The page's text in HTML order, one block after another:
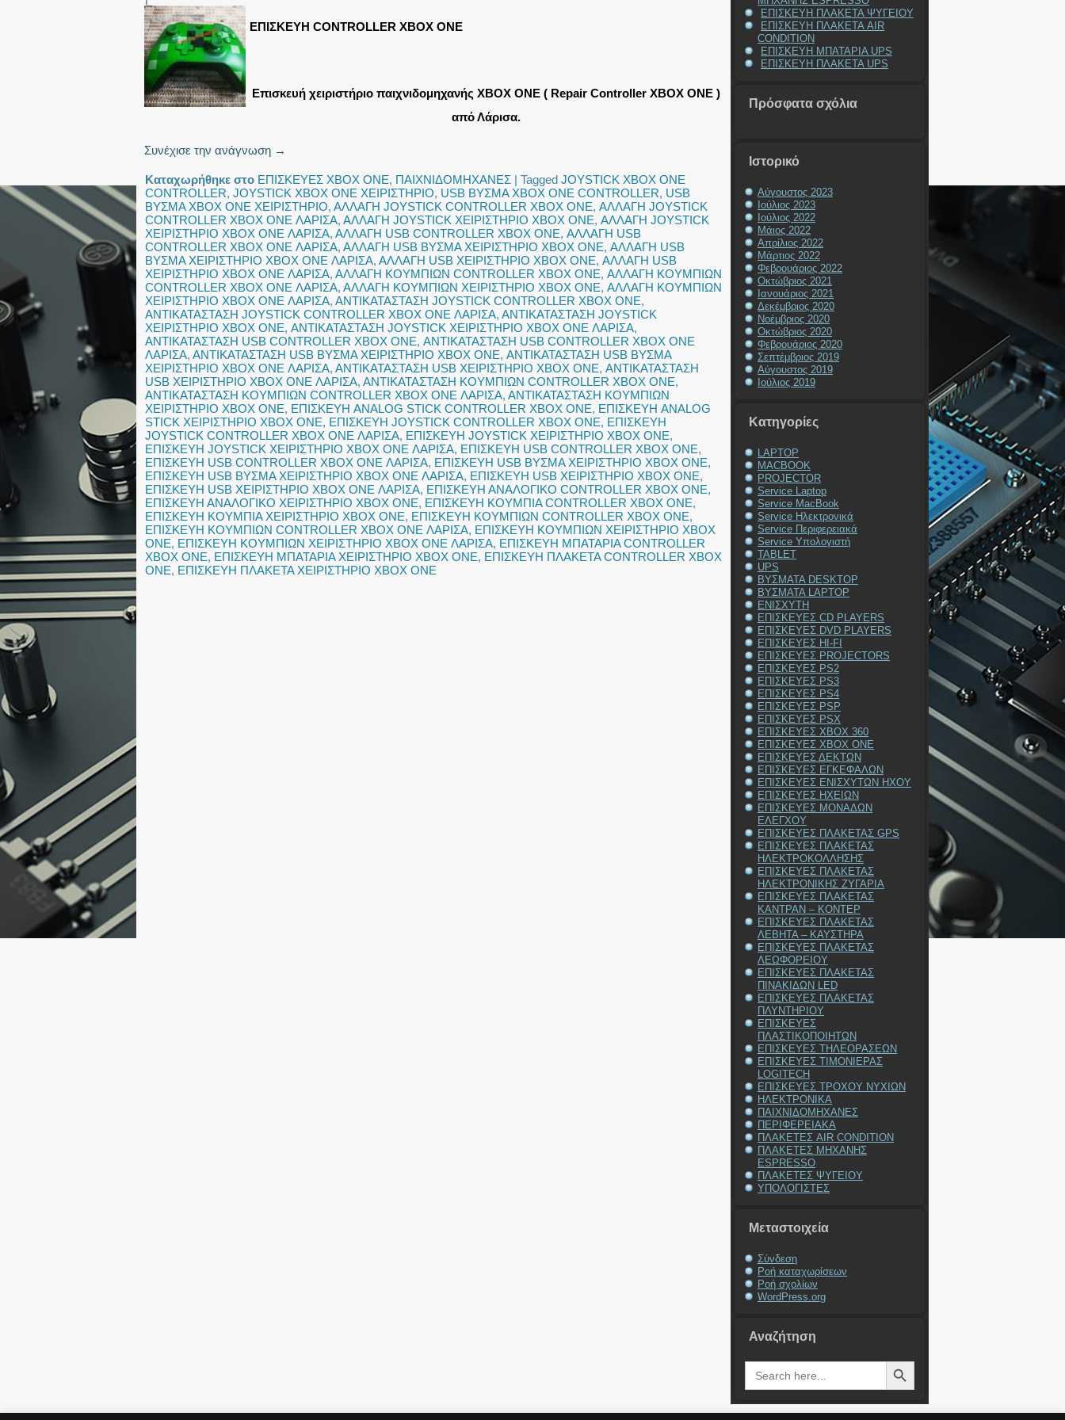
ΕΠΙΣΚΕΥΗ CONTROLLER XBOX ONE
Επισκευή χειριστήριο παιχνιδομηχανής XBOX ONE ( Repair Controller XBOX ONE )
από Λάρισα.
Συνέχισε την ανάγνωση →
Καταχωρήθηκε στο ΕΠΙΣΚΕΥΕΣ XBOX ONE, ΠΑΙΧΝΙΔΟΜΗΧΑΝΕΣ | Tagged JOYSTICK XBOX ONE
CONTROLLER, JOYSTICK XBOX ONE ΧΕΙΡΙΣΤΗΡΙΟ, USB ΒΥΣΜΑ XBOX ONE CONTROLLER, USB
ΒΥΣΜΑ XBOX ONE ΧΕΙΡΙΣΤΗΡΙΟ, ΑΛΛΑΓΗ JOYSTICK CONTROLLER XBOX ONE, ΑΛΛΑΓΗ JOYSTICK
CONTROLLER XBOX ONE ΛΑΡΙΣΑ, ΑΛΛΑΓΗ JOYSTICK ΧΕΙΡΙΣΤΗΡΙΟ XBOX ONE, ΑΛΛΑΓΗ JOYSTICK
ΧΕΙΡΙΣΤΗΡΙΟ XBOX ONE ΛΑΡΙΣΑ, ΑΛΛΑΓΗ USB CONTROLLER XBOX ONE, ΑΛΛΑΓΗ USB
CONTROLLER XBOX ONE ΛΑΡΙΣΑ, ΑΛΛΑΓΗ USB ΒΥΣΜΑ ΧΕΙΡΙΣΤΗΡΙΟ XBOX ONE, ΑΛΛΑΓΗ USB
ΒΥΣΜΑ ΧΕΙΡΙΣΤΗΡΙΟ XBOX ONE ΛΑΡΙΣΑ, ΑΛΛΑΓΗ USB ΧΕΙΡΙΣΤΗΡΙΟ XBOX ONE, ΑΛΛΑΓΗ USB
ΧΕΙΡΙΣΤΗΡΙΟ XBOX ONE ΛΑΡΙΣΑ, ΑΛΛΑΓΗ ΚΟΥΜΠΙΩΝ CONTROLLER XBOX ONE, ΑΛΛΑΓΗ ΚΟΥΜΠΙΩΝ
CONTROLLER XBOX ONE ΛΑΡΙΣΑ, ΑΛΛΑΓΗ ΚΟΥΜΠΙΩΝ ΧΕΙΡΙΣΤΗΡΙΟ XBOX ONE, ΑΛΛΑΓΗ ΚΟΥΜΠΙΩΝ
ΧΕΙΡΙΣΤΗΡΙΟ XBOX ONE ΛΑΡΙΣΑ, ΑΝΤΙΚΑΤΑΣΤΑΣΗ JOYSTICK CONTROLLER XBOX ONE,
ΑΝΤΙΚΑΤΑΣΤΑΣΗ JOYSTICK CONTROLLER XBOX ONE ΛΑΡΙΣΑ, ΑΝΤΙΚΑΤΑΣΤΑΣΗ JOYSTICK
ΧΕΙΡΙΣΤΗΡΙΟ XBOX ONE, ΑΝΤΙΚΑΤΑΣΤΑΣΗ JOYSTICK ΧΕΙΡΙΣΤΗΡΙΟ XBOX ONE ΛΑΡΙΣΑ,
ΑΝΤΙΚΑΤΑΣΤΑΣΗ USB CONTROLLER XBOX ONE, ΑΝΤΙΚΑΤΑΣΤΑΣΗ USB CONTROLLER XBOX ONE
ΛΑΡΙΣΑ, ΑΝΤΙΚΑΤΑΣΤΑΣΗ USB ΒΥΣΜΑ ΧΕΙΡΙΣΤΗΡΙΟ XBOX ONE, ΑΝΤΙΚΑΤΑΣΤΑΣΗ USB ΒΥΣΜΑ
ΧΕΙΡΙΣΤΗΡΙΟ XBOX ONE ΛΑΡΙΣΑ, ΑΝΤΙΚΑΤΑΣΤΑΣΗ USB ΧΕΙΡΙΣΤΗΡΙΟ XBOX ONE, ΑΝΤΙΚΑΤΑΣΤΑΣΗ
USB ΧΕΙΡΙΣΤΗΡΙΟ XBOX ONE ΛΑΡΙΣΑ, ΑΝΤΙΚΑΤΑΣΤΑΣΗ ΚΟΥΜΠΙΩΝ CONTROLLER XBOX ONE,
ΑΝΤΙΚΑΤΑΣΤΑΣΗ ΚΟΥΜΠΙΩΝ CONTROLLER XBOX ONE ΛΑΡΙΣΑ, ΑΝΤΙΚΑΤΑΣΤΑΣΗ ΚΟΥΜΠΙΩΝ
ΧΕΙΡΙΣΤΗΡΙΟ XBOX ONE, ΕΠΙΣΚΕΥΗ ANALOG STICK CONTROLLER XBOX ONE, ΕΠΙΣΚΕΥΗ ANALOG
STICK ΧΕΙΡΙΣΤΗΡΙΟ XBOX ONE, ΕΠΙΣΚΕΥΗ JOYSTICK CONTROLLER XBOX ONE, ΕΠΙΣΚΕΥΗ
JOYSTICK CONTROLLER XBOX ONE ΛΑΡΙΣΑ, ΕΠΙΣΚΕΥΗ JOYSTICK ΧΕΙΡΙΣΤΗΡΙΟ XBOX ONE,
ΕΠΙΣΚΕΥΗ JOYSTICK ΧΕΙΡΙΣΤΗΡΙΟ XBOX ONE ΛΑΡΙΣΑ, ΕΠΙΣΚΕΥΗ USB CONTROLLER XBOX ONE,
ΕΠΙΣΚΕΥΗ USB CONTROLLER XBOX ONE ΛΑΡΙΣΑ, ΕΠΙΣΚΕΥΗ USB ΒΥΣΜΑ ΧΕΙΡΙΣΤΗΡΙΟ XBOX ONE,
ΕΠΙΣΚΕΥΗ USB ΒΥΣΜΑ ΧΕΙΡΙΣΤΗΡΙΟ XBOX ONE ΛΑΡΙΣΑ, ΕΠΙΣΚΕΥΗ USB ΧΕΙΡΙΣΤΗΡΙΟ XBOX ONE,
ΕΠΙΣΚΕΥΗ USB ΧΕΙΡΙΣΤΗΡΙΟ XBOX ONE ΛΑΡΙΣΑ, ΕΠΙΣΚΕΥΗ ΑΝΑΛΟΓΙΚΟ CONTROLLER XBOX ONE,
ΕΠΙΣΚΕΥΗ ΑΝΑΛΟΓΙΚΟ ΧΕΙΡΙΣΤΗΡΙΟ XBOX ONE, ΕΠΙΣΚΕΥΗ ΚΟΥΜΠΙΑ CONTROLLER XBOX ONE,
ΕΠΙΣΚΕΥΗ ΚΟΥΜΠΙΑ ΧΕΙΡΙΣΤΗΡΙΟ XBOX ONE, ΕΠΙΣΚΕΥΗ ΚΟΥΜΠΙΩΝ CONTROLLER XBOX ONE,
ΕΠΙΣΚΕΥΗ ΚΟΥΜΠΙΩΝ CONTROLLER XBOX ONE ΛΑΡΙΣΑ, ΕΠΙΣΚΕΥΗ ΚΟΥΜΠΙΩΝ ΧΕΙΡΙΣΤΗΡΙΟ XBOX
ONE, ΕΠΙΣΚΕΥΗ ΚΟΥΜΠΙΩΝ ΧΕΙΡΙΣΤΗΡΙΟ XBOX ONE ΛΑΡΙΣΑ, ΕΠΙΣΚΕΥΗ ΜΠΑΤΑΡΙΑ CONTROLLER
XBOX ONE, ΕΠΙΣΚΕΥΗ ΜΠΑΤΑΡΙΑ ΧΕΙΡΙΣΤΗΡΙΟ XBOX ONE, ΕΠΙΣΚΕΥΗ ΠΛΑΚΕΤΑ CONTROLLER XBOX
ONE, ΕΠΙΣΚΕΥΗ ΠΛΑΚΕΤΑ ΧΕΙΡΙΣΤΗΡΙΟ XBOX ONE
ΕΠΙΣΚΕΥΗ ΠΛΑΚΕΤΑ ΨΥΓΕΙΟΥ
ΕΠΙΣΚΕΥΗ ΠΛΑΚΕΤΑ AIR
CONDITION
ΕΠΙΣΚΕΥΗ ΜΠΑΤΑΡΙΑ UPS
ΕΠΙΣΚΕΥΗ ΠΛΑΚΕΤΑ UPS
Πρόσφατα σχόλια
Ιστορικό
Αύγουστος 2023
Ιούλιος 2023
Ιούλιος 2022
Μάιος 2022
Απρίλιος 2022
Μάρτιος 2022
Φεβρουάριος 2022
Οκτώβριος 2021
Ιανουάριος 2021
Δεκέμβριος 2020
Νοέμβριος 2020
Οκτώβριος 2020
Φεβρουάριος 2020
Σεπτέμβριος 2019
Αύγουστος 2019
Ιούλιος 2019
Kατηγορίες
LAPTOP
MACBOOK
PROJECTOR
Service Laptop
Service MacBook
Service Ηλεκτρονικά
Service Περιφερειακά
Service Υπολογιστή
TABLET
UPS
ΒΥΣΜΑΤΑ DESKTOP
ΒΥΣΜΑΤΑ LAPTOP
ΕΝΙΣΧΥΤΗ
ΕΠΙΣΚΕΥΕΣ CD PLAYERS
ΕΠΙΣΚΕΥΕΣ DVD PLAYERS
ΕΠΙΣΚΕΥΕΣ HI-FI
ΕΠΙΣΚΕΥΕΣ PROJECTORS
ΕΠΙΣΚΕΥΕΣ PS2
ΕΠΙΣΚΕΥΕΣ PS3
ΕΠΙΣΚΕΥΕΣ PS4
ΕΠΙΣΚΕΥΕΣ PSP
ΕΠΙΣΚΕΥΕΣ PSX
ΕΠΙΣΚΕΥΕΣ XBOX 360
ΕΠΙΣΚΕΥΕΣ XBOX ONE
ΕΠΙΣΚΕΥΕΣ ΔΕΚΤΩΝ
ΕΠΙΣΚΕΥΕΣ ΕΓΚΕΦΑΛΩΝ
ΕΠΙΣΚΕΥΕΣ ΕΝΙΣΧΥΤΩΝ ΗΧΟΥ
ΕΠΙΣΚΕΥΕΣ ΗΧΕΙΩΝ
ΕΠΙΣΚΕΥΕΣ ΜΟΝΑΔΩΝ
ΕΛΕΓΧΟΥ
ΕΠΙΣΚΕΥΕΣ ΠΛΑΚΕΤΑΣ GPS
ΕΠΙΣΚΕΥΕΣ ΠΛΑΚΕΤΑΣ
ΗΛΕΚΤΡΟΚΟΛΛΗΣΗΣ
ΕΠΙΣΚΕΥΕΣ ΠΛΑΚΕΤΑΣ
ΗΛΕΚΤΡΟΝΙΚΗΣ ΖΥΓΑΡΙΑ
ΕΠΙΣΚΕΥΕΣ ΠΛΑΚΕΤΑΣ
ΚΑΝΤΡΑΝ – ΚΟΝΤΕΡ
ΕΠΙΣΚΕΥΕΣ ΠΛΑΚΕΤΑΣ
ΛΕΒΗΤΑ – ΚΑΥΣΤΗΡΑ
ΕΠΙΣΚΕΥΕΣ ΠΛΑΚΕΤΑΣ
ΛΕΩΦΟΡΕΙΟΥ
ΕΠΙΣΚΕΥΕΣ ΠΛΑΚΕΤΑΣ
ΠΙΝΑΚΙΔΩΝ LED
ΕΠΙΣΚΕΥΕΣ ΠΛΑΚΕΤΑΣ
ΠΛΥΝΤΗΡΙΟΥ
ΕΠΙΣΚΕΥΕΣ
ΠΛΑΣΤΙΚΟΠΟΙΗΤΩΝ
ΕΠΙΣΚΕΥΕΣ ΤΗΛΕΟΡΑΣΕΩΝ
ΕΠΙΣΚΕΥΕΣ ΤΙΜΟΝΙΕΡΑΣ
LOGITECH
ΕΠΙΣΚΕΥΕΣ ΤΡΟΧΟΥ ΝΥΧΙΩΝ
ΗΛΕΚΤΡΟΝΙΚΑ
ΠΑΙΧΝΙΔΟΜΗΧΑΝΕΣ
ΠΕΡΙΦΕΡΕΙΑΚΑ
ΠΛΑΚΕΤΕΣ AIR CONDITION
ΠΛΑΚΕΤΕΣ ΜΗΧΑΝΗΣ
ESPRESSO
ΠΛΑΚΕΤΕΣ ΨΥΓΕΙΟΥ
ΥΠΟΛΟΓΙΣΤΕΣ
Μεταστοιχεία
Σύνδεση
Ροή καταχωρίσεων
Ροή σχολίων
WordPress.org
Αναζήτηση
Search
for:
Search Button